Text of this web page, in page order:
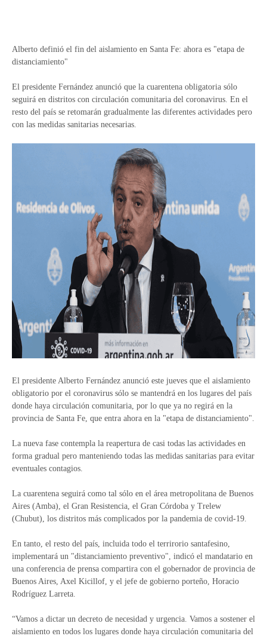
Alberto definió el fin del aislamiento en Santa Fe: ahora es "etapa de
distanciamiento"
El presidente Fernández anunció que la cuarentena obligatoria sólo
seguirá en distritos con circulación comunitaria del coronavirus. En el
resto del país se retomarán gradualmente las diferentes actividades pero
con las medidas sanitarias necesarias.
El presidente Alberto Fernández anunció este jueves que el aislamiento
obligatorio por el coronavirus sólo se mantendrá en los lugares del país
donde haya circulación comunitaria, por lo que ya no regirá en la
provincia de Santa Fe, que entra ahora en la "etapa de distanciamiento".
La nueva fase contempla la reapertura de casi todas las actividades en
forma gradual pero manteniendo todas las medidas sanitarias para evitar
eventuales contagios.
La cuarentena seguirá como tal sólo en el área metropolitana de Buenos
Aires (Amba), el Gran Resistencia, el Gran Córdoba y Trelew
(Chubut), los distritos más complicados por la pandemia de covid-19.
En tanto, el resto del país, incluida todo el terrirorio santafesino,
implementará un "distanciamiento preventivo", indicó el mandatario en
una conferencia de prensa compartira con el gobernador de provincia de
Buenos Aires, Axel Kicillof, y el jefe de gobierno porteño, Horacio
Rodríguez Larreta.
“Vamos a dictar un decreto de necesidad y urgencia. Vamos a sostener el
aislamiento en todos los lugares donde haya circulación comunitaria del